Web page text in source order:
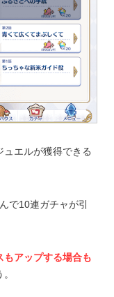
エルが獲得できる
で10連ガチャが引
もアップする場合も